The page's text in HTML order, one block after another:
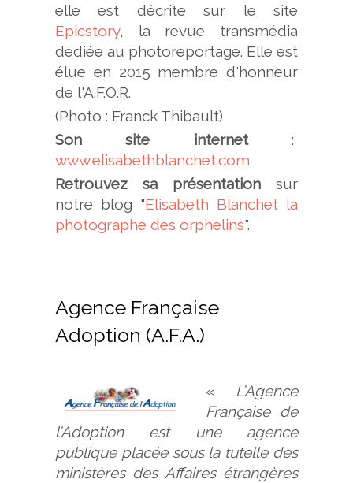
elle est décrite sur le site
Epicstory, la revue transmédia
dédiée au photoreportage. Elle est
élue en 2015 membre d'honneur
de l'A.F.O.R.
(Photo : Franck Thibault)
Son site internet:
www.elisabethblanchet.com
Retrouvez sa présentation sur
notre blog "Elisabeth Blanchet la
photographe des orphelins".
Agence Française
Adoption (A.F.A.)
« L’Agence
Française de
l’Adoption est une agence
publique placée sous la tutelle des
ministères des Affaires étrangères